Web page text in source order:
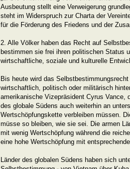
Ausbeutung stellt eine Verweigerung
steht im Widerspruch zur Charta der
für die Förderung des Friedens und der
2. Alle Völker haben das Recht auf
bestimmen sie frei ihren politischen Status
wirtschaftliche, soziale und kulturelle
Bis heute wird das
wirtschaftlich, politisch oder militärisch
amerikanische Vizepräsident Cyrus Vance,
des globale Südens auch weiterhin an
Wertschöpfungskette verbleiben müssen.
müsse so bleiben, wie sie sei. Die armen
mit wenig Wertschöpfung während die
eine hohe Wertschöpfung mit
Länder des globalen Südens haben sich